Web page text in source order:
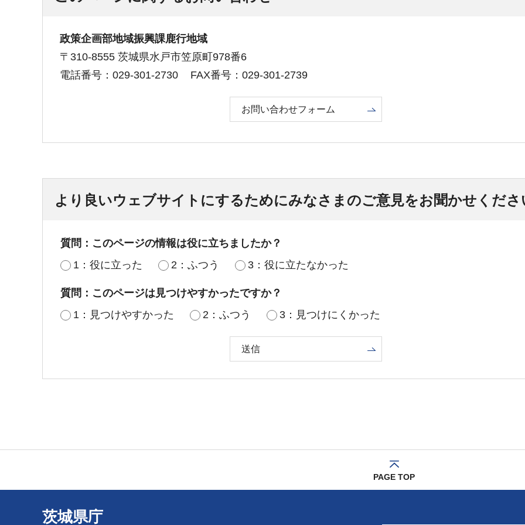
政策企画部地域振興課鹿行地域
〒310-8555 茨城県水戸市笠原町978番6
電話番号：029-301-2730
FAX番号：029-301-2739
お問い合わせフォーム
より良いウェブサイトにするためにみなさまのご意見をお聞かせくださ
質問：このページの情報は役に立ちましたか？
1：役に立った
2：ふつう 3：役に立たなかった
質問：このページは見つけやすかったですか？
1：見つけやすかった
2：ふつう 3：見つけにくかった
PAGE TOP
茨城県庁